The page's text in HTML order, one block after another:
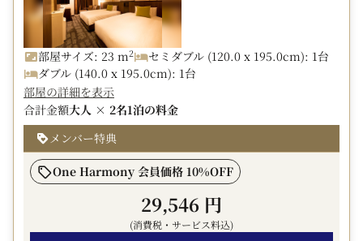
抜6000円以上の場合、長野県条例に基づく宿泊税として
お一人様1泊200円を別途現地にて申し受けます。
□■駐車場■□
ホテル隣接駐車場は先着順です。（1,000円/泊）
満車の場合は近くの契約駐車場をご案内致します。
□■館内のご案内■□
・自動販売機・コインランドリー（1F）
・バー「モエ」（B1F）
・中国レストラン「美麗華」（2F）
・喫煙コーナー（2F）
□■マイレージ■□
当プランはJALマイレージ積算対象外です。
部屋サイズ: 23 m2
セミダブル (120.0 x 195.0cm): 1台
ダブル (140.0 x 195.0cm): 1台
部屋の詳細を表示
合計金額大人 × 2名1泊の料金
メンバー特典
One Harmony 会員価格 10%OFF
29,546 円
(消費税・サービス料込)